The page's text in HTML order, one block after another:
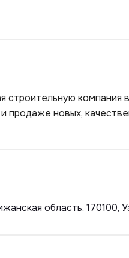
строительную компания
продаже новых,
услугам,
область, 170100,